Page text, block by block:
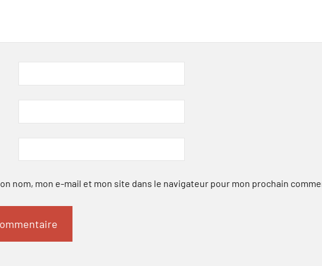
nom, mon e-mail et mon site dans le navigateur pour mon prochain